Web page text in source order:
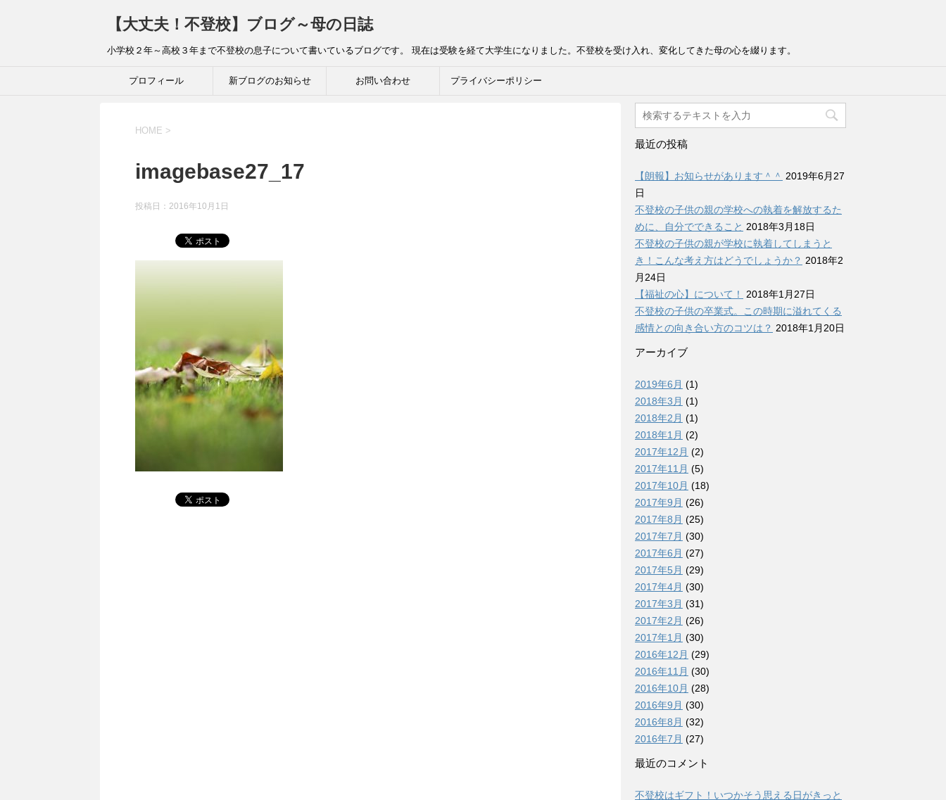
【大丈夫！不登校】ブログ～母の日誌
小学校２年～高校３年まで不登校の息子について書いているブログです。 現在は受験を経て大学生になりました。不登校を受け入れ、変化してきた母の心を綴ります。
プロフィール 新ブログのお知らせ お問い合わせ プライバシーポリシー
HOME >
imagebase27_17
投稿日： 2016年10月1日
最近の投稿
【朗報】お知らせがあります＾＾ 2019年6月27
日
不登校の子供の親の学校への執着を解放するた
めに、自分でできること 2018年3月18日
不登校の子供の親が学校に執着してしまうと
き！こんな考え方はどうでしょうか？ 2018年2
月24日
【福祉の心】について！
2018年1月27日
不登校の子供の卒業式。この時期に溢れてくる
感情との向き合い方のコツは？ 2018年1月20日
アーカイブ
2019年6月 (1)
2018年3月 (1)
2018年2月 (1)
2018年1月 (2)
2017年12月 (2)
2017年11月 (5)
2017年10月 (18)
2017年9月 (26)
2017年8月 (25)
2017年7月 (30)
2017年6月 (27)
2017年5月 (29)
2017年4月 (30)
2017年3月 (31)
2017年2月 (26)
2017年1月 (30)
2016年12月 (29)
2016年11月 (30)
2016年10月 (28)
2016年9月 (30)
2016年8月 (32)
2016年7月 (27)
最近のコメント
不登校はギフト！いつかそう思える日がきっと